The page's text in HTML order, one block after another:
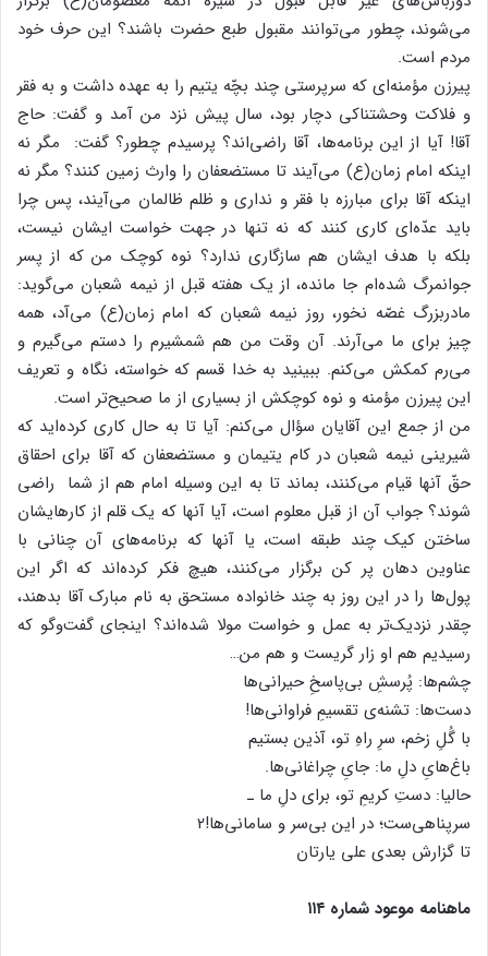
می‌شوند، چطور می‌توانند مقبول طبع حضرت باشند؟ این حرف خود
مردم است.
پیرزن مؤمنه‌ای که سرپرستی چند بچّه یتیم را به عهده داشت و به فقر
و فلاکت وحشتناکی دچار بود، سال پیش نزد من آمد و گفت: حاج
آقا! آیا از این برنامه‌ها، آقا راضی‌اند؟ پرسیدم چطور؟ گفت: مگر نه
اینکه امام زمان(ع) می‌آیند تا مستضعفان را وارث زمین کنند؟ مگر نه
اینکه آقا برای مبارزه با فقر و نداری و ظلم ظالمان می‌آیند، پس چرا
باید عدّه‌ای کاری کنند که نه تنها در جهت خواست ایشان نیست،
بلکه با هدف ایشان هم سازگاری ندارد؟ نوه کوچک من که از پسر
جوانمرگ شده‌ام جا مانده، از یک هفته قبل از نیمه شعبان می‌گوید:
مادربزرگ غصّه نخور، روز نیمه شعبان که امام زمان(ع) می‌آد، همه
چیز برای ما می‌آرند. آن وقت من هم شمشیرم را دستم می‌گیرم و
می‌رم کمکش می‌کنم. ببینید به خدا قسم که خواسته، نگاه و تعریف
این پیرزن مؤمنه و نوه کوچکش از بسیاری از ما صحیح‌تر است.
من از جمع این آقایان سؤال می‌کنم: آیا تا به حال کاری کرده‌اید که
شیرینی نیمه شعبان در کام یتیمان و مستضعفان که آقا برای احقاق
حقّ آنها قیام می‌کنند، بماند تا به این وسیله امام هم از شما راضی
شوند؟ جواب آن از قبل معلوم است، آیا آنها که یک قلم از کارهایشان
ساختن کیک چند طبقه است، یا آنها که برنامه‌های آن چنانی با
عناوین دهان پر کن برگزار می‌کنند، هیچ فکر کرده‌اند که اگر این
پول‌ها را در این روز به چند خانواده مستحق به نام مبارک آقا بدهند،
چقدر نزدیک‌تر به عمل و خواست مولا شده‌اند؟ اینجای گفت‌وگو که
رسیدیم هم او زار گریست و هم من…
چشم‌ها: پُرسشِ بی‌پاسخِ حیرانی‌ها
دست‌ها: تشنه‌ی تقسیمِ فراوانی‌ها!
با گُلِ زخم، سرِ راهِ تو، آذین بستیم
باغ‌هایِ دلِ ما: جایِ چراغانی‌ها.
حالیا: دستِ کریمِ تو، برای دلِ ما ـ
سرپناهی‌ست؛ در این بی‌سر و سامانی‌ها!۲
تا گزارش بعدی علی یارتان
ماهنامه موعود شماره ۱۱۴